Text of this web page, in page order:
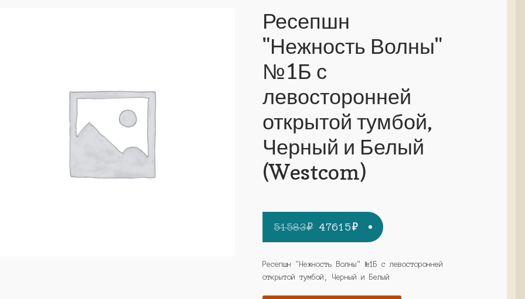
Ресепшн
"Нежность Волны"
№1Б с
левосторонней
открытой тумбой,
Черный и Белый
(Westcom)
51583₽ Первоначальная
цена
составляла
51583₽.
47615₽Текущая
цена:
47615₽.
Ресепшн "Нежность Волны" №1Б с левосторонней
открытой тумбой, Черный и Белый